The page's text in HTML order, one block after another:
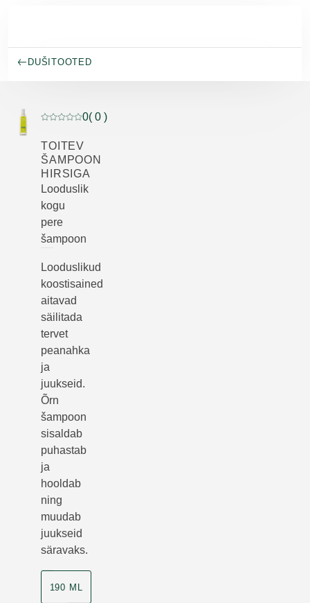
DUŠITOOTED
Praegune hinnang: 0 5-st tähest hinnanud 0 klienti
0( 0 )
TOITEV
ŠAMPOON
HIRSIGA
Looduslik
kogu
pere
šampoon
Looduslikud
koostisained
aitavad
säilitada
tervet
peanahka
ja
juukseid.
Õrn
šampoon
sisaldab
puhastab
ja
hooldab
ning
muudab
juukseid
säravaks.
190 ML